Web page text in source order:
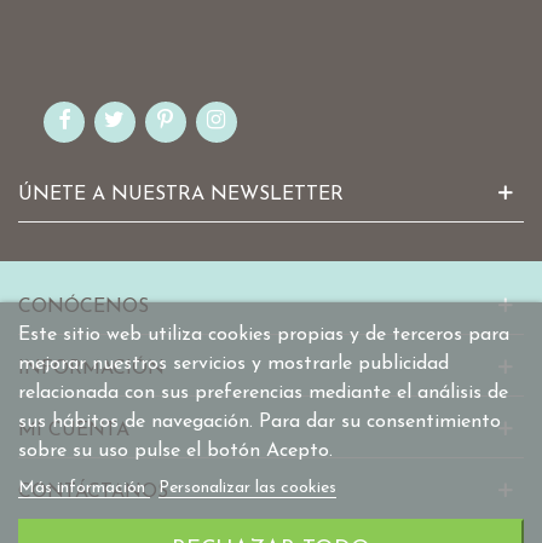
ÚNETE A NUESTRA NEWSLETTER
Este sitio web utiliza cookies propias y de terceros para
mejorar nuestros servicios y mostrarle publicidad
relacionada con sus preferencias mediante el análisis de
sus hábitos de navegación. Para dar su consentimiento
sobre su uso pulse el botón Acepto.
Más información Personalizar las cookies
CONÓCENOS
INFORMACIÓN
MI CUENTA
CONTÁCTANOS